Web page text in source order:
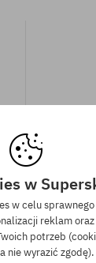
Mamy
znaleźć
sklepie,
w
w celu
reklam oraz
potrzeb
nie wyrazić zgodę).